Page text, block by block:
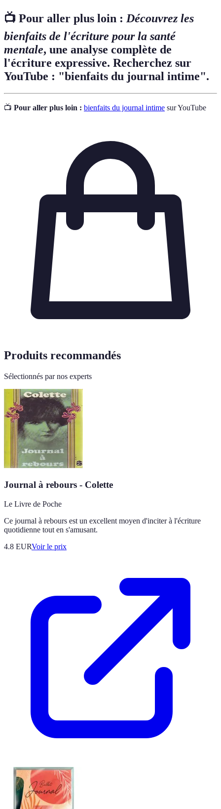
📺 Pour aller plus loin : Découvrez les
bienfaits de l'écriture pour la santé
mentale, une analyse complète de
l'écriture expressive. Recherchez sur
YouTube : "bienfaits du journal intime".
📺 Pour aller plus loin : bienfaits du journal intime sur YouTube
Produits recommandés
Sélectionnés par nos experts
Journal à rebours - Colette
Le Livre de Poche
Ce journal à rebours est un excellent moyen d'inciter à l'écriture
quotidienne tout en s'amusant.
4.8 EURVoir le prix